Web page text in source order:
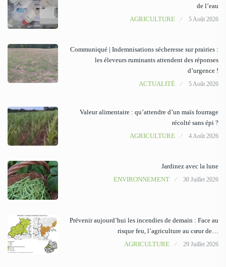
de l’eau
AGRICULTURE
5 Août 2026
Communiqué | Indemnisations sécheresse sur prairies :
les éleveurs ruminants attendent des réponses
d’urgence !
ACTUALITÉ
5 Août 2026
Valeur alimentaire : qu’attendre d’un maïs fourrage
récolté sans épi ?
AGRICULTURE
4 Août 2026
Jardinez avec la lune
ENVIRONNEMENT
30 Juillet 2026
Prévenir aujourd’hui les incendies de demain : Face au
risque feu, l’agriculture au cœur de…
AGRICULTURE
29 Juillet 2026